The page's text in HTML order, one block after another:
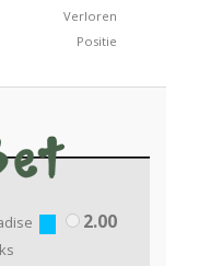
Verloren
Positie
2.00